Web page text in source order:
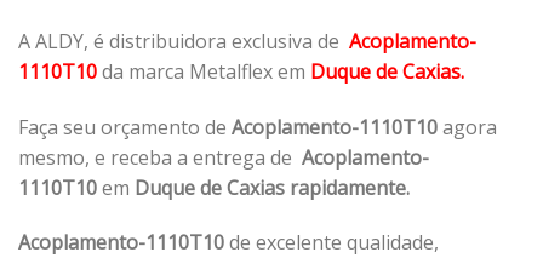
A ALDY, é distribuidora exclusiva de Acoplamento-
1110T10da marca Metalflex em Duque de Caxias.
Faça seu orçamento de Acoplamento-1110T10agora
mesmo, e receba a entrega de Acoplamento-
1110T10em Duque de Caxias rapidamente.
Acoplamento-1110T10de excelente qualidade,